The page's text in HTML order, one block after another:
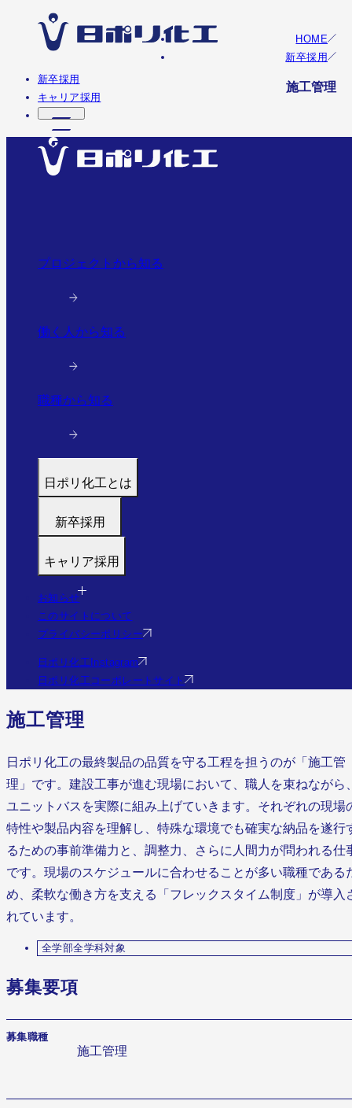
新卒採用
キャリア採用
プロジェクトから知る
働く人から知る
職種から知る
日ポリ化工とは
代表メッセージ
すぐわかる日ポリ化工
会社情報・沿革
事業・実績を見る（実績サイトへ）
新卒採用
福利厚生・研修
採用フロー
Q&A
社員の様子
エントリー
キャリア採用
募集職種
福利厚生・研修
Q&A
お知らせ
このサイトについて
プライバシーポリシー
日ポリ化工Instagram
日ポリ化工コーポレートサイト
HOME
新卒採用
施工管理
施工管理
日ポリ化工の最終製品の品質を守る工程を担うのが「施工管
理」です。建設工事が進む現場において、職人を束ねながら
ユニットバスを実際に組み上げていきます。それぞれの現場
特性や製品内容を理解し、特殊な環境でも確実な納品を遂行
るための事前準備力と、調整力、さらに人間力が問われる仕
です。現場のスケジュールに合わせることが多い職種である
め、柔軟な働き方を支える「フレックスタイム制度」が導入
れています。
全学部全学科対象
募集要項
募集職種
施工管理